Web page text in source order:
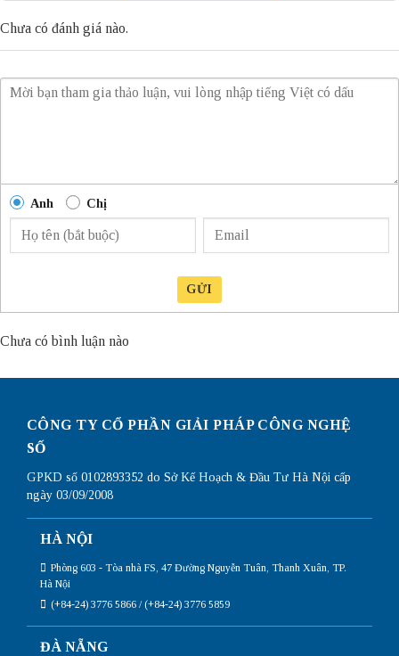
Chưa có đánh giá nào.
Anh Chị
GỬI
Chưa có bình luận nào
CÔNG TY CỔ PHẦN GIẢI PHÁP CÔNG NGHỆ
SỐ
GPKD số 0102893352 do Sở Kế Hoạch & Đầu Tư Hà Nội cấp
ngày 03/09/2008
HÀ NỘI
Phòng 603 - Tòa nhà FS, 47 Đường Nguyễn Tuân, Thanh Xuân, TP.
Hà Nội
(+84-24) 3776 5866 / (+84-24) 3776 5859
ĐÀ NẴNG